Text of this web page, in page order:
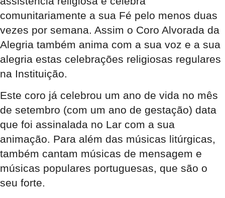
comunitariamente a sua Fé pelo menos duas
vezes por semana. Assim o Coro Alvorada da
Alegria também anima com a sua voz e a sua
alegria estas celebrações religiosas regulares
na Instituição.
Este coro já celebrou um ano de vida no mês
de setembro (com um ano de gestação) data
que foi assinalada no Lar com a sua
animação. Para além das músicas litúrgicas,
também cantam músicas de mensagem e
músicas populares portuguesas, que são o
seu forte.